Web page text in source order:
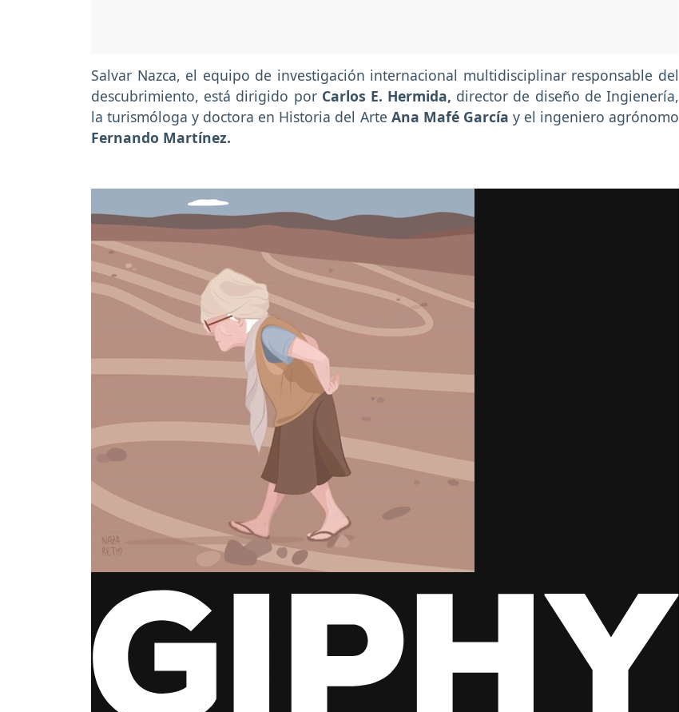
Salvar Nazca, el equipo de investigación internacional multidisciplinar responsable del
descubrimiento, está dirigido por Carlos E. Hermida, director de diseño de Ingienería,
la turismóloga y doctora en Historia del Arte Ana Mafé García y el ingeniero agrónomo
Fernando Martínez.